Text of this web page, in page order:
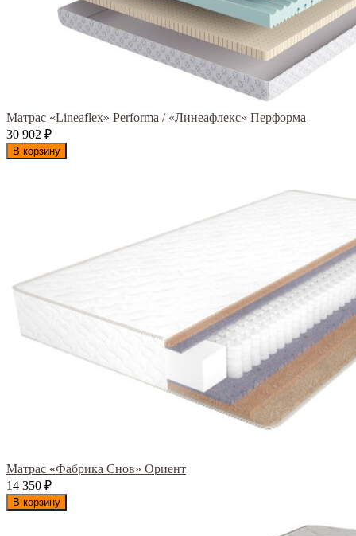
Матрас «Lineaflex» Performa / «Линеафлекс» Перформа
30 902 ₽
В корзину
Матрас «Фабрика Снов» Ориент
14 350 ₽
В корзину